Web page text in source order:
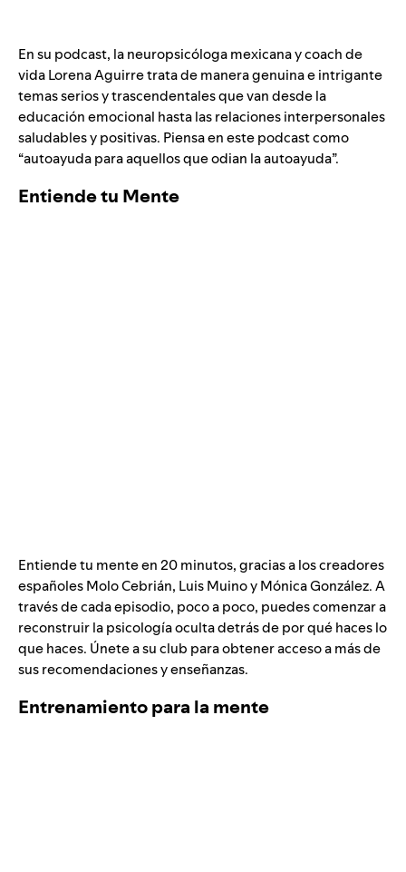
En su podcast, la neuropsicóloga mexicana y coach de
vida Lorena Aguirre trata de manera genuina e intrigante
temas serios y trascendentales que van desde la
educación emocional hasta las relaciones interpersonales
saludables y positivas. Piensa en este podcast como
“autoayuda para aquellos que odian la autoayuda”.
Entiende tu Mente
Entiende tu mente en 20 minutos, gracias a los creadores
españoles Molo Cebrián, Luis Muino y Mónica González. A
través de cada episodio, poco a poco, puedes comenzar a
reconstruir la psicología oculta detrás de por qué haces lo
que haces. Únete a su club para obtener acceso a más de
sus recomendaciones y enseñanzas.
Entrenamiento para la mente